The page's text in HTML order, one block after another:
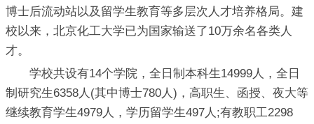
博士后流动站以及留学生教育等多层次人才培养格局。建
校以来，北京化工大学已为国家输送了10万余名各类人
才。
学校共设有14个学院，全日制本科生14999人，全日
制研究生6358人(其中博士780人)，高职生、函授、夜大等
继续教育学生4979人，学历留学生497人;有教职工2298